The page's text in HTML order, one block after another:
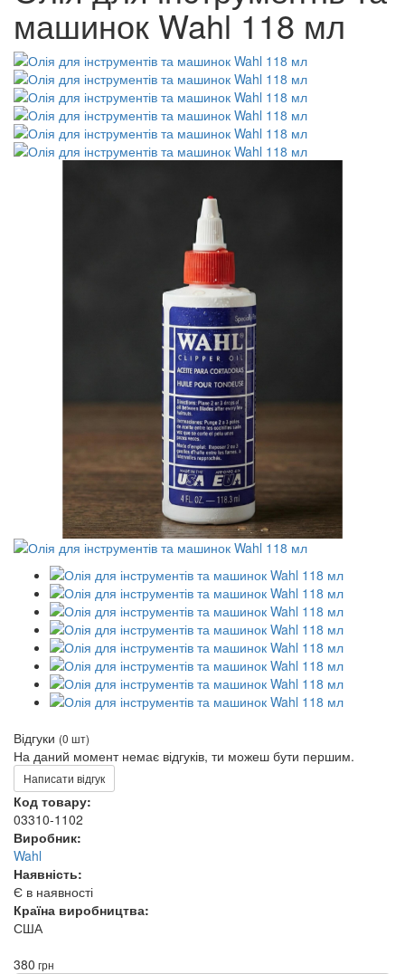
машинок Wahl 118 мл
Відгуки (0 шт)
На даний момент немає відгуків, ти можеш бути першим.
Написати відгук
Код товару:
03310-1102
Виробник:
Wahl
Наявність:
Є в наявності
Країна виробництва:
США
380 грн